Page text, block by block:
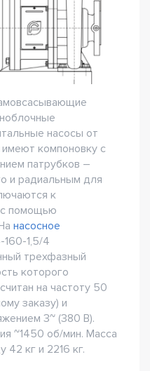
насосы от
компоновку с
патрубков –
и радиальным для
к
с помощью
насосное
1,5/4
трехфазный
которого
на частоту 50
заказу) и
3~ (380 В).
~1450 об/мин. Масса
42 кг и 2216 кг.